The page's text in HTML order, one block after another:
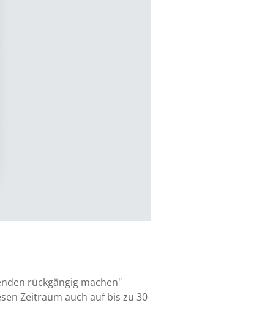
rückgängig machen"
Zeitraum auch auf bis zu 30